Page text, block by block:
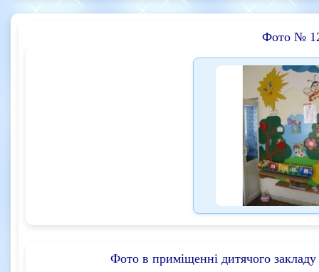
Фото №
Фото в приміщенні дитячого